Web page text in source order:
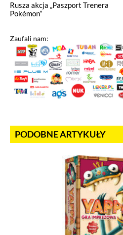
Rusza akcja „Paszport Trenera
Pokémon”
Zaufali nam:
PODOBNE ARTYKUŁY